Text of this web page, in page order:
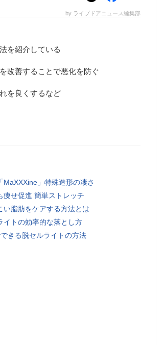
by ライブドアニュース編集部
を紹介している
改善することで悪化を防ぐ
を良くするなど
MaXXXine」特殊造形の凄さ
痩せ促進 簡単ストレッチ
い脂肪をケアする方法とは
イトの効率的な落とし方
きる脱セルライトの方法